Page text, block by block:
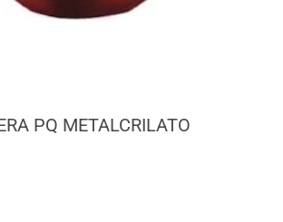
PQ METALCRILATO